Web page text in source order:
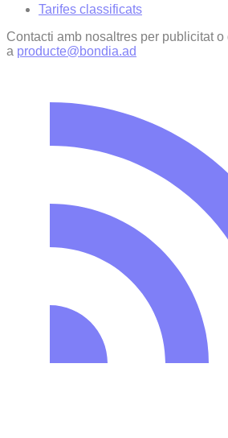
Tarifes classificats
Contacti amb nosaltres per publicitat
a producte@bondia.ad